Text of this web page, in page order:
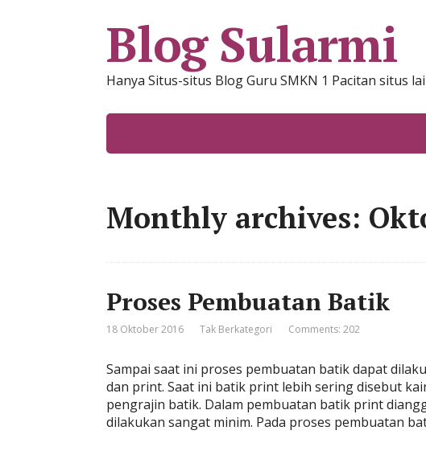
Blog Sularmi
Hanya Situs-situs Blog Guru SMKN 1 Pacitan situs
Monthly archives:
Proses Pembuatan Batik
18 Oktober 2016 Tak Berkategori Comments: 202
Sampai saat ini proses pembuatan batik dapat
dan print. Saat ini batik print lebih sering disebut
pengrajin batik. Dalam pembuatan batik print
dilakukan sangat minim. Pada proses pembuatan